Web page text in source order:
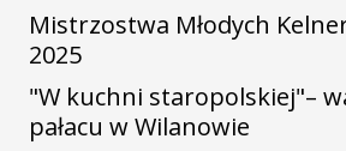
Mistrzostwa Młodych
2025
"W kuchni staropolskiej"–
pałacu w Wilanowie